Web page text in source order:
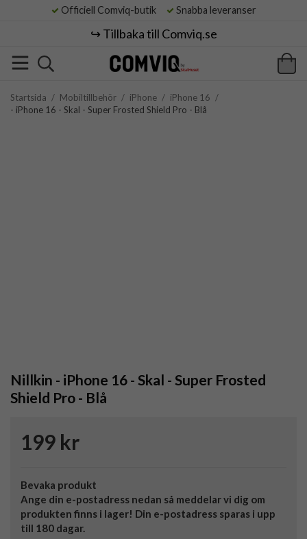
Officiell Comviq-butik Snabba leveranser
↪️ Tillbaka till Comviq.se
Startsida / Mobiltillbehör / iPhone / iPhone 16 /
- iPhone 16 - Skal - Super Frosted Shield Pro - Blå
Nillkin - iPhone 16 - Skal - Super Frosted
Shield Pro - Blå
199 kr
Bevaka produkt
Ange din e-postadress nedan så meddelar vi dig om
produkten finns i lager! Din e-postadress sparas i upp
till 180 dagar.